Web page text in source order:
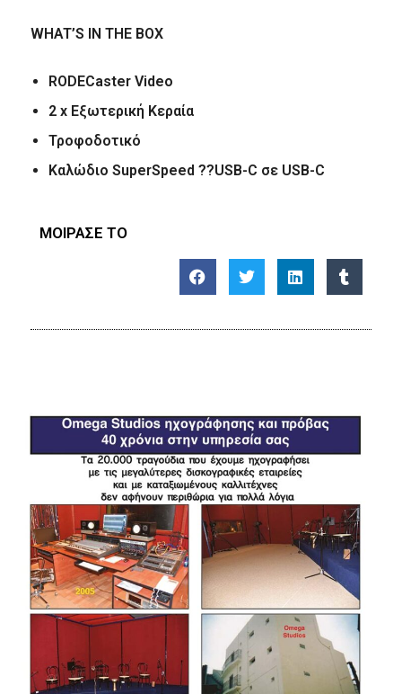
WHAT’S IN THE BOX
RODECaster Video
2 x Εξωτερική Κεραία
Τροφοδοτικό
Καλώδιο SuperSpeed ??USB-C σε USB-C
ΜΟΙΡΑΣΕ ΤΟ